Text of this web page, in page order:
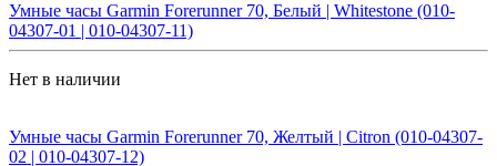
Умные часы Garmin Forerunner 70, Белый | Whitestone (010-
04307-01 | 010-04307-11)
Нет в наличии
Умные часы Garmin Forerunner 70, Желтый | Citron (010-04307-
02 | 010-04307-12)